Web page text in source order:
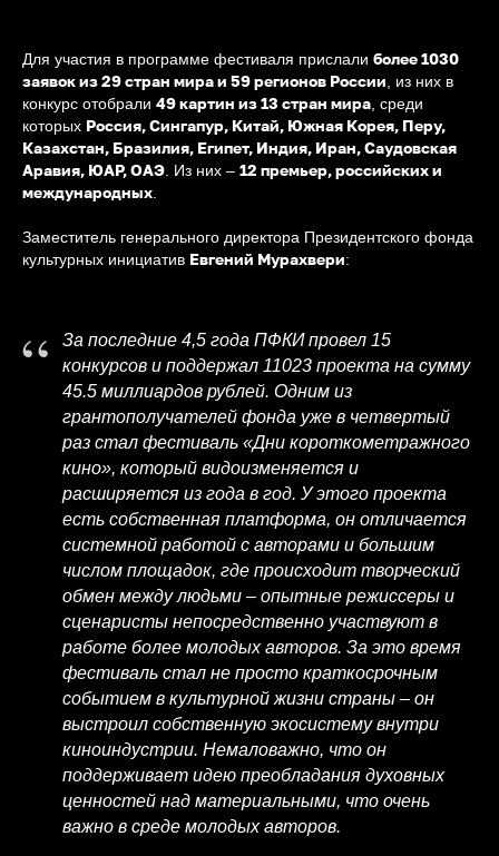
Для участия в программе фестиваля прислали более 1030
заявок из 29 стран мира и 59 регионов России , из них в
конкурс отобрали 49 картин из 13 стран мира , среди
которых Россия, Сингапур, Китай, Южная Корея, Перу,
Казахстан, Бразилия, Египет, Индия, Иран, Саудовская
Аравия, ЮАР, ОАЭ . Из них – 12 премьер, российских и
международных
Заместитель генерального директора Президентского фонда
культурных инициатив Евгений Мурахвери:
“
За последние 4,5 года ПФКИ провел 15
конкурсов и поддержал 11023 проекта на сумму
45.5 миллиардов рублей. Одним из
грантополучателей фонда уже в четвертый
раз стал фестиваль «Дни короткометражного
кино», который видоизменяется и
расширяется из года в год. У этого проекта
есть собственная платформа, он отличается
системной работой с авторами и большим
числом площадок, где происходит творческий
обмен между людьми – опытные режиссеры и
сценаристы непосредственно участвуют в
работе более молодых авторов. За это время
фестиваль стал не просто краткосрочным
событием в культурной жизни страны – он
выстроил собственную экосистему внутри
киноиндустрии. Немаловажно, что он
поддерживает идею преобладания духовных
ценностей над материальными, что очень
важно в среде молодых авторов.